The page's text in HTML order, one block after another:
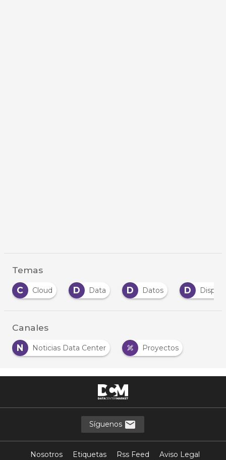
Temas
C
Cloud D Data D Datos D
Canales
N
Noticias Data Center Proyectos
Síguenos
Nosotros Etiquetas Rss Feed
Aviso Legal